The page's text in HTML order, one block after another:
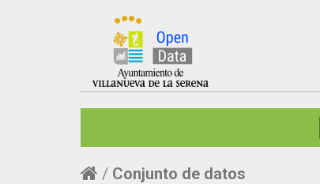
Conjunto de datos